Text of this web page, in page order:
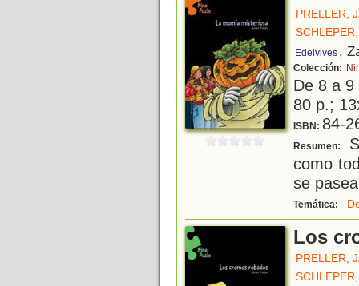
PRELLER,
Edelvives ,
Colección:
De 8 a
80 p.;
ISBN: 84-
Resumen:
como
se
Temática:
Los
PRELLER,